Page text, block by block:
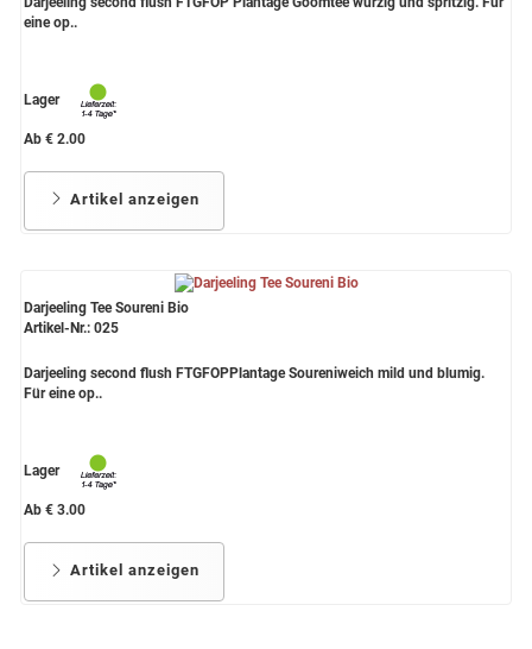
eine op..
Lager
Ab € 2.00
Artikel anzeigen
Darjeeling Tee Soureni Bio
Artikel-Nr.: 025
Darjeeling second flush FTGFOPPlantage Soureniweich mild und blumig.
Für eine op..
Lager
Ab € 3.00
Artikel anzeigen